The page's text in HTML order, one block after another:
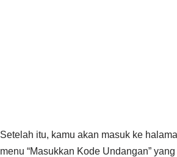
Setelah itu, kamu akan masuk ke
menu “Masukkan Kode Undangan”